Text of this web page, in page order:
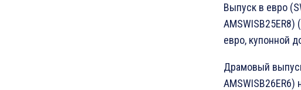
Выпуск в евро
евро, купонной
Драмовый